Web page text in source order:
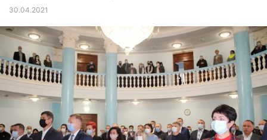
30.04.2021